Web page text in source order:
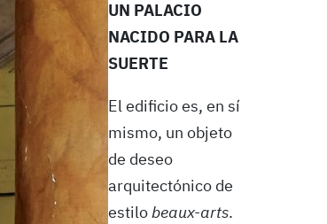
UN PALACIO
NACIDO PARA LA
SUERTE
El edificio es, en sí
mismo, un objeto
de deseo
arquitectónico de
estilo beaux-arts.